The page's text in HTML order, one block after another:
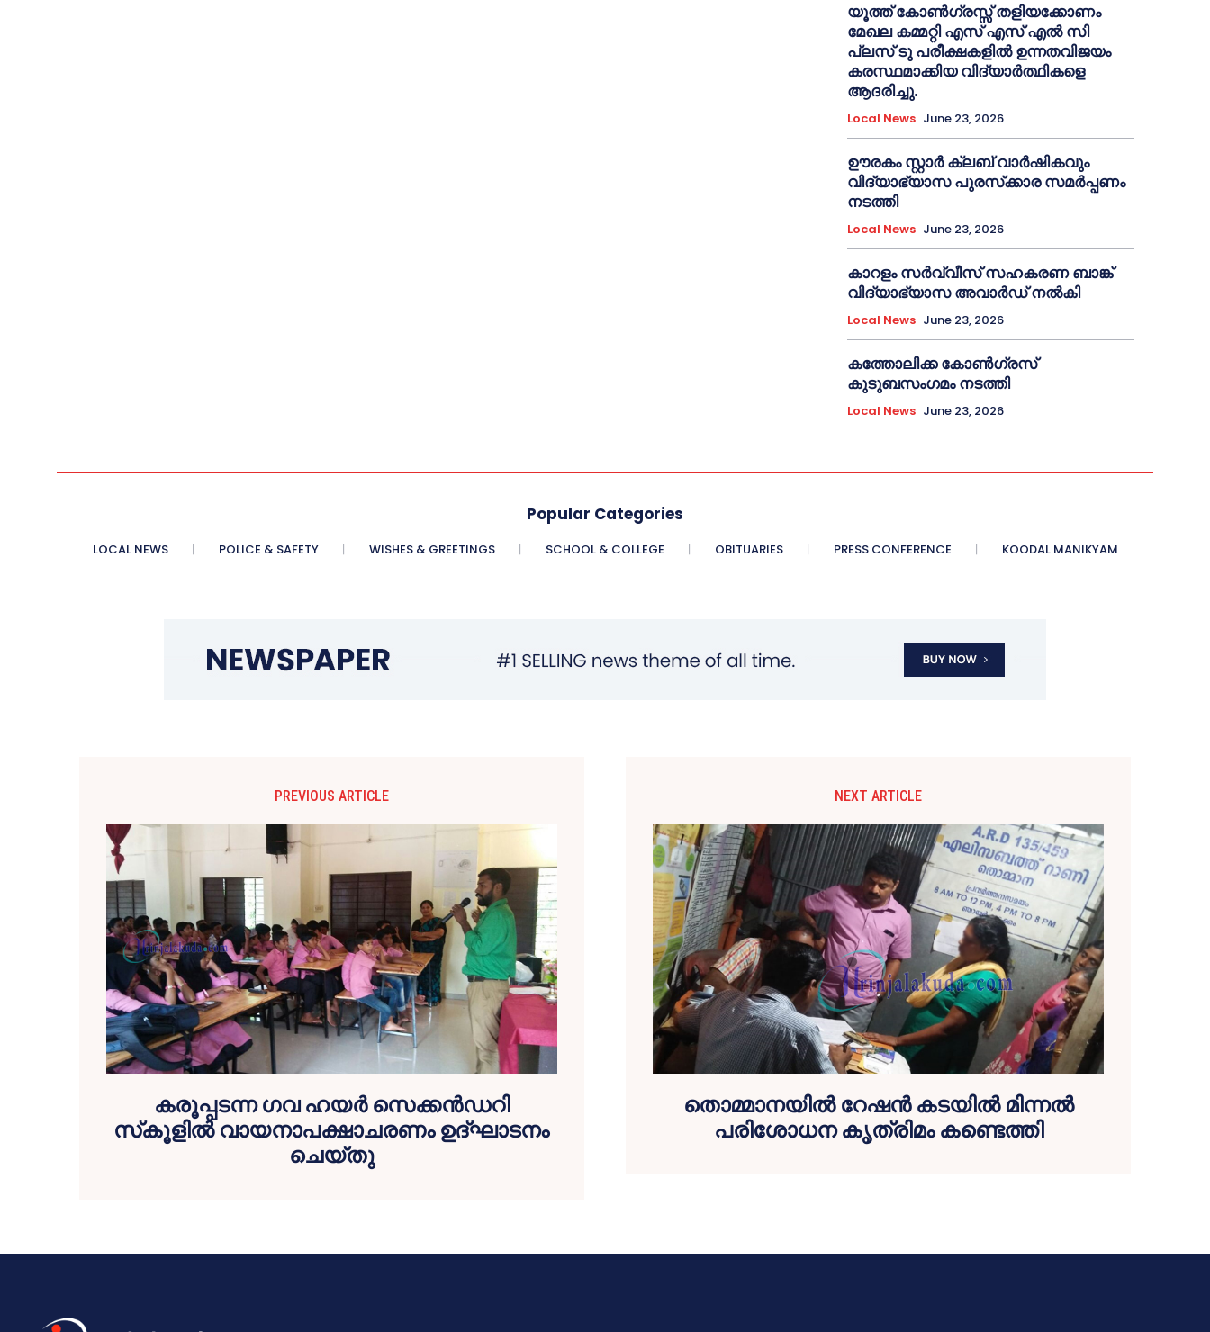
യൂത്ത് കോൺഗ്രസ്സ് തളിയക്കോണം
മേഖല കമ്മറ്റി എസ് എസ് എൽ സി
പ്ലസ് ടു പരീക്ഷകളിൽ ഉന്നതവിജയം
കരസ്ഥമാക്കിയ വിദ്യാർത്ഥികളെ
ആദരിച്ചു.
Local News June 23, 2026
ഊരകം സ്റ്റാർ ക്ലബ് വാർഷികവും
വിദ്യാഭ്യാസ പുരസ്‌ക്കാര സമർപ്പണം
നടത്തി
Local News June 23, 2026
കാറളം സർവ്വീസ് സഹകരണ ബാങ്ക്
വിദ്യാഭ്യാസ അവാർഡ് നൽകി
Local News June 23, 2026
കത്തോലിക്ക കോൺഗ്രസ്
കുടുബസംഗമം നടത്തി
Local News June 23, 2026
Popular Categories
LOCAL NEWS POLICE & SAFETY WISHES & GREETINGS SCHOOL & COLLEGE OBITUARIES PRESS CONFERENCE KOODAL MANIKYAM
PREVIOUS ARTICLE
കരൂപ്പടന്ന ഗവ ഹയര്‍ സെക്കന്‍ഡറി
സ്‌കൂളില്‍ വായനാപക്ഷാചരണം ഉദ്ഘാടനം
ചെയ്തു
NEXT ARTICLE
തൊമ്മാനയില്‍ റേഷന്‍ കടയില്‍ മിന്നല്‍
പരിശോധന കൃത്രിമം കണ്ടെത്തി